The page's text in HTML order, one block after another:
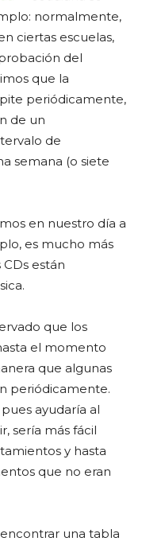
normalmente,
ciertas escuelas,
del
que la
periódicamente,
de un
de
semana (o siete
en nuestro día a
es mucho más
están
que los
el momento
que algunas
periódicamente.
ayudaría al
sería más fácil
y hasta
que no eran
una tabla